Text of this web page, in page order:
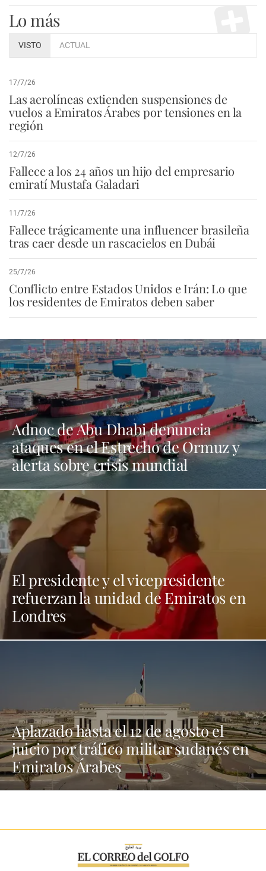
Lo más
VISTO ACTUAL
17/7/26
Las aerolíneas extienden suspensiones de
vuelos a Emiratos Árabes por tensiones en la
región
12/7/26
Fallece a los 24 años un hijo del empresario
emiratí Mustafa Galadari
11/7/26
Fallece trágicamente una influencer brasileña
tras caer desde un rascacielos en Dubái
25/7/26
Conflicto entre Estados Unidos e Irán: Lo que
los residentes de Emiratos deben saber
Adnoc de Abu Dhabi denuncia
ataques en el Estrecho de Ormuz y
alerta sobre crisis mundial
El presidente y el vicepresidente
refuerzan la unidad de Emiratos en
Londres
Aplazado hasta el 12 de agosto el
juicio por tráfico militar sudanés en
Emiratos Árabes